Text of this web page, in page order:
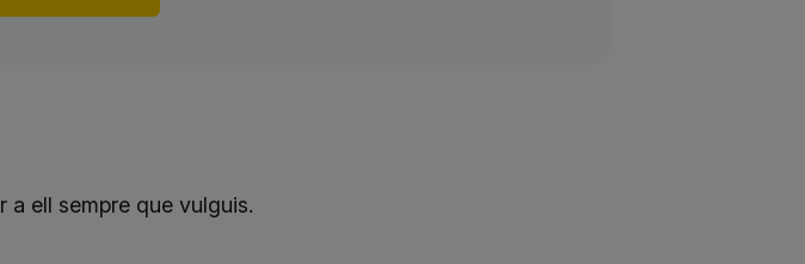
ell sempre que vulguis.